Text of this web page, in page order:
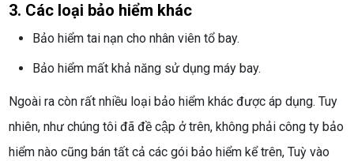
3. Các loại bảo hiểm khác
Bảo hiểm tai nạn cho nhân viên tổ bay.
Bảo hiểm mất khả năng sử dụng máy bay.
Ngoài ra còn rất nhiều loại bảo hiểm khác được áp dụng. Tuy
nhiên, như chúng tôi đã đề cập ở trên, không phải công ty bảo
hiểm nào cũng bán tất cả các gói bảo hiểm kể trên, Tuỳ vào